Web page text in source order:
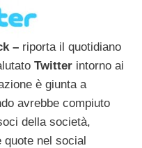
– riporta il quotidiano
Twitter intorno ai
è giunta a
avrebbe compiuto
della società,
nel social